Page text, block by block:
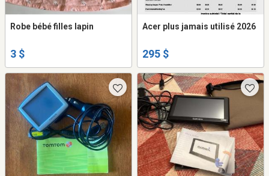
Robe bébé filles lapin
3 $
Acer plus jamais utilisé 2026
295 $